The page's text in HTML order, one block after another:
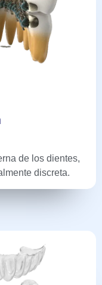
de los dientes,
discreta.